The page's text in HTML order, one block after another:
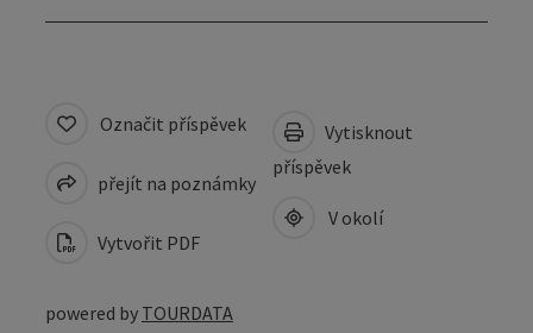
Označit příspěvek
přejít na poznámky
Vytvořit PDF
Vytisknout
příspěvek
V okolí
powered by TOURDATA